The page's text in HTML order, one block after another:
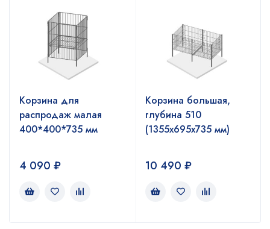
Корзина для
распродаж малая
400*400*735 мм
4 090 ₽
Корзина большая,
глубина 510
(1355x695x735 мм)
10 490 ₽